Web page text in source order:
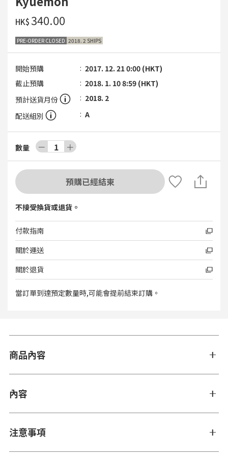
HK$ ‌340.00
PRE-ORDER CLOSED 2018. 2 SHIPS
開始預購
2017. 12. 21 0:00 (HKT)
截止預購
2018. 1. 10 8:59 (HKT)
預計送貨月份
2018. 2
配送組別
A
數量 － 1 ＋
預購已經結束
不接受換貨或退貨。
付款指南
關於運送
關於退貨
當訂單到達預定數量時,可能會提前結束訂購。
商品內容
內容
注意事項